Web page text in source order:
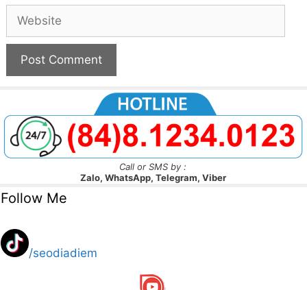
Call or SMS by :
Zalo, WhatsApp, Telegram, Viber
Follow Me
/seodiadiem